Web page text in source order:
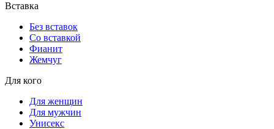
Вставка
Без вставок
Со вставкой
Фианит
Жемчуг
Для кого
Для женщин
Для мужчин
Унисекс